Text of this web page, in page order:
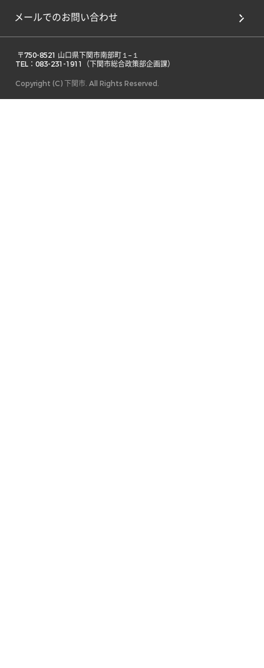
メールでのお問い合わせ
TEL：083-231-1911（下関市総合政策部企画課）
Copyright (C) 下関市. All Rights Reserved.